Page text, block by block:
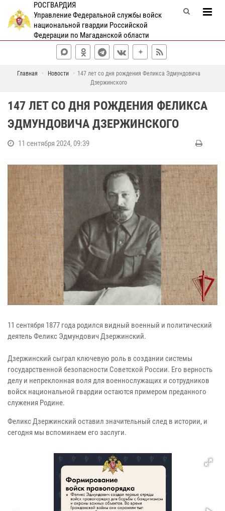
РОСГВАРДИЯ
Управление Федеральной службы войск
национальной гвардии Российской
Федерации по Магаданской области
Главная Новости
147 лет со дня рождения Феликса Эдмундовича
Дзержинского
147 ЛЕТ СО ДНЯ РОЖДЕНИЯ ФЕЛИКСА
ЭДМУНДОВИЧА ДЗЕРЖИНСКОГО
11 сентября 2024, 09:39
11 сентября 1877 года родился видный военный и политический
деятель Феликс Эдмундович Дзержинский.
Дзержинский сыграл ключевую роль в создании системы
государственной безопасности Советской России. Его верность
делу и непреклонная воля для военнослужащих и сотрудников
войск национальной гвардии остаются примером преданного
служения Родине.
Феликс Дзержинский оставил значительный след в истории, и
сегодня мы вспоминаем его заслуги.